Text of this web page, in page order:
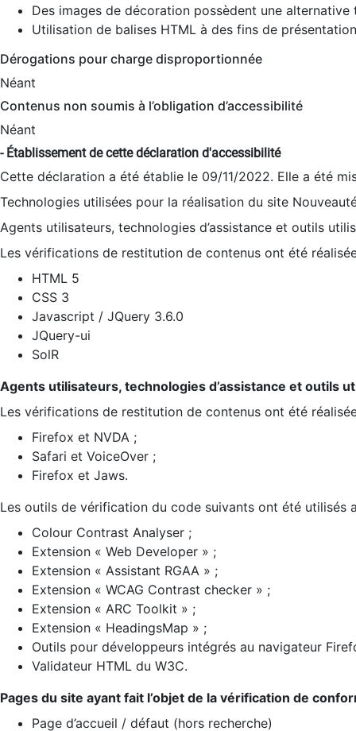
Des images de décoration possèdent une alternative
Utilisation de balises HTML à des fins de
Dérogations pour charge disproportionnée
Néant
Contenus non soumis à l’obligation d’accessibilité
Néant
- Établissement de cette déclaration d'accessibilité
Cette déclaration a été établie le 09/11/2022. Elle a été
Technologies utilisées pour la réalisation du site
Agents utilisateurs, technologies d’assistance et outils
Les vérifications de restitution de contenus ont été
HTML 5
CSS 3
Javascript / JQuery 3.6.0
JQuery-ui
SolR
Agents utilisateurs, technologies d’assistance et outils
Les vérifications de restitution de contenus ont été
Firefox et NVDA ;
Safari et VoiceOver ;
Firefox et Jaws.
Les outils de vérification du code suivants ont été utilisés
Colour Contrast Analyser ;
Extension « Web Developer » ;
Extension « Assistant RGAA » ;
Extension « WCAG Contrast checker » ;
Extension « ARC Toolkit » ;
Extension « HeadingsMap » ;
Outils pour développeurs intégrés au navigateur
Validateur HTML du W3C.
Pages du site ayant fait l’objet de la vérification de
Page d’accueil / défaut (hors recherche)